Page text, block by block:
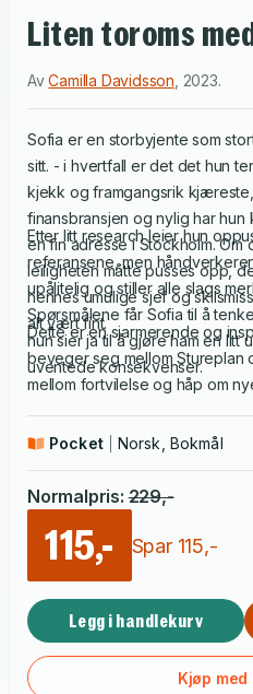
Liten toroms
AvCamilla Davidsson 2023.
Sofia er en storbyjente som
sitt. - i hvertfall er det det hun
kjekk og framgangsrik
finansbransjen og nylig har
en fin adresse i Stockholm.
leiligheten måtte pusses opp,
hennes umulige sjef og
alt vært fint.
Etter litt research leier hun
referansene, men
upålitelig og stiller alle slags
Spørsmålene får Sofia til å
hun sier ja til å gjøre ham en litt
uventede konsekvenser.
Dette er en sjarmerende og
beveger seg mellom Stureplan
mellom fortvilelse og håp om
Pocket Norsk, Bokmål
Normalpris: 229,-
115,- Spar 115,-
Legg i handlekurv
Kjøp med